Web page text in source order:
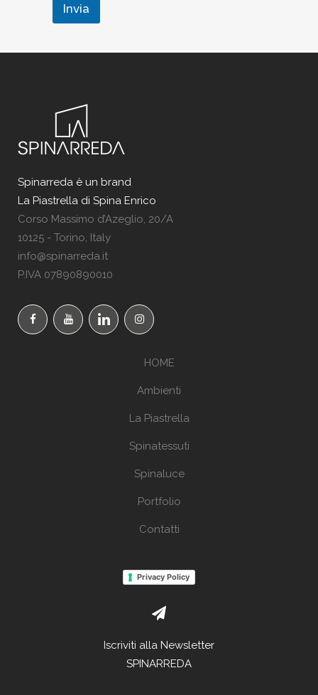
Invia
Spinarreda è un brand
La Piastrella di Spina Enrico
Corso Massimo d’Azeglio, 20/A
10125 - Torino, Italy
info@spinarreda.it
P.IVA 07890890010
HOME
Ambienti
La Piastrella
Spinatessuti
Spinaluce
Portfolio
Contatti
Privacy Policy
Iscriviti alla Newsletter
SPINARREDA